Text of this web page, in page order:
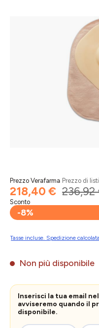
Salta la galleria di immagini
Prezzo Verafarma
218,40 €
Prezzo di
236,92
Sconto
-8%
Tasse incluse. Spedizione
Non più disponibile
Inserisci la tua email
avviseremo quando il
disponibile.